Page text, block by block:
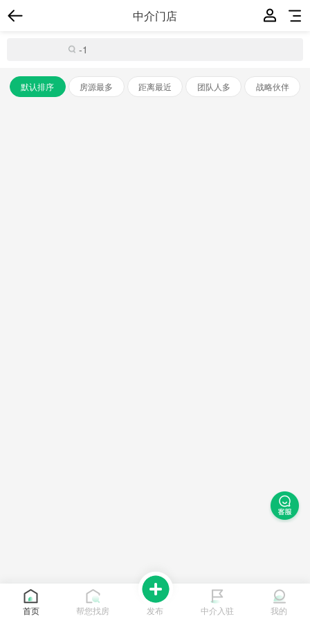
中介门店
默认排序 房源最多 距离最近 团队人多 战略伙伴
首页 帮您找房 发布 中介入驻 我的